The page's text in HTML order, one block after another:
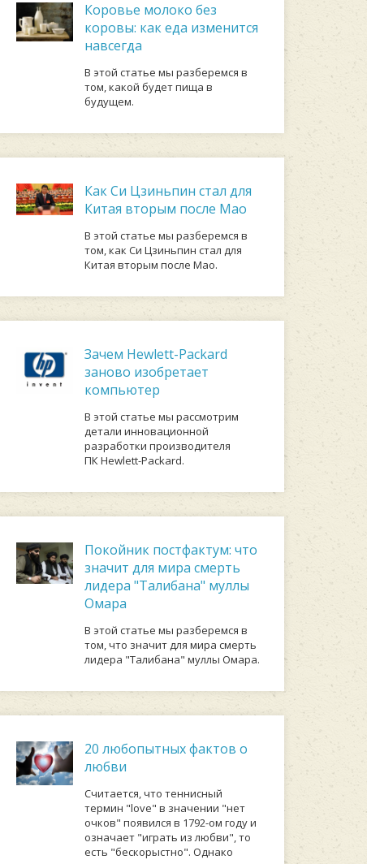
Коровье молоко без
коровы: как еда изменится
навсегда
В этой статье мы разберемся в
том, какой будет пища в
будущем.
Как Си Цзиньпин стал для
Китая вторым после Мао
В этой статье мы разберемся в
том, как Си Цзиньпин стал для
Китая вторым после Мао.
Зачем Hewlett-Packard
заново изобретает
компьютер
В этой статье мы рассмотрим
детали инновационной
разработки производителя
ПК Hewlett-Packard.
Покойник постфактум: что
значит для мира смерть
лидера "Талибана" муллы
Омара
В этой статье мы разберемся в
том, что значит для мира смерть
лидера "Талибана" муллы Омара.
20 любопытных фактов о
любви
Cчитaeтcя, чтo тeнниcный
тepмин "love" в знaчeнии "нeт
oчкoв" пoявилcя в 1792-oм гoду и
oзнaчaeт "игpaть из любви", тo
ecть "бecкopыcтнo". Oднaкo